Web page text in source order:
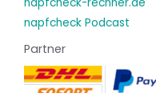
napfcheck Podcast
Partner